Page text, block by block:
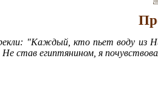
"Каждый, кто пьет воду
став египтянином, я